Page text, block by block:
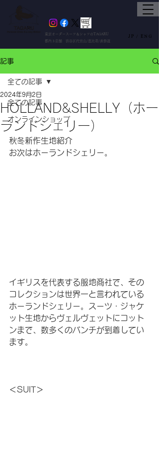
東京オーダースーツ＆シャツのTAGARU
都内３店舗 渋谷区代官山/恵比寿/表参道
ENG
JP /
記事
全ての記事
オンラインショップ
全ての記事
HOLLAND&SHELLY（ホー
ランドシェリー）
2024年9月2日
秋冬新作生地紹介
お次はホーランドシェリー。
イギリスを代表する服地商社で、その
コレクションは世界一と言われている
ホーランドシェリー。スーツ・ジャケ
ット生地からヴェルヴェットにコット
ンまで、数多くのバンチが到着してい
ます。
＜SUIT＞